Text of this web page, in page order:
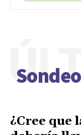
¿Cree que